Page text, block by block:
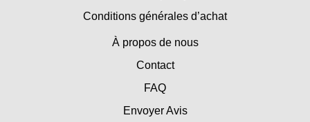
Conditions générales d’achat
À propos de nous
Contact
FAQ
Envoyer Avis